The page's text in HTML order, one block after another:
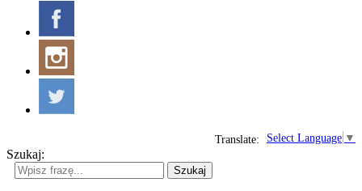
Select Language ▼
Translate:
Szukaj:
Szukaj